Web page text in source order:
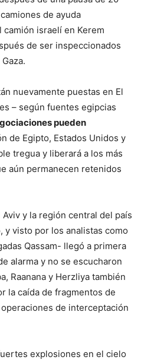
de ayuda
israelí en Kerem
de ser inspeccionados
nuevamente puestas en El
– según fuentes egipcias
pueden
de Egipto, Estados Unidos y
tregua y liberará a los más
aún permanecen retenidos
Aviv y la región central del país
y visto por los analistas como
Qassam- llegó a primera
alarma y no se escucharon
Raanana y Herzliya también
la caída de fragmentos de
de interceptación
explosiones en el cielo